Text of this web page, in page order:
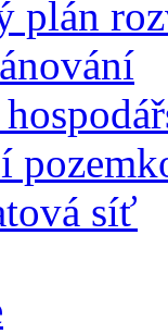
plán
síť